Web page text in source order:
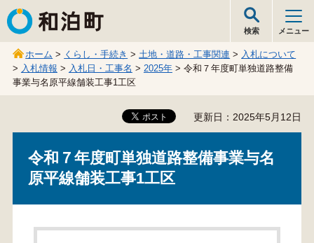
和泊町
検索 メニュー
ホーム > くらし・手続き >土地・道路・工事関連 > 入札について
> 入札情報 > 入札日・工事名 > 2025年> 令和７年度町単独道路整備
事業与名原平線舗装工事1工区
更新日：2025年5月12日
令和７年度町単独道路整備事業与名
原平線舗装工事1工区